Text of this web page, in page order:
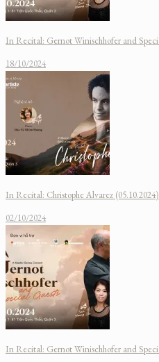
In Recital: Gernot Winischhofer and
18/10/2024
In Recital: Christophe Alvarez
02/10/2024
In Recital: Gernot Winischhofer and